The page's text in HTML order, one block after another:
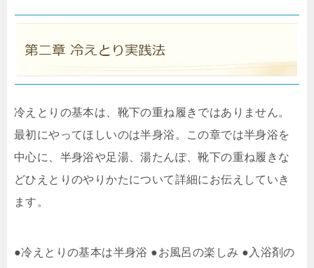
冷えとりの基本は、靴下の重ね履きではありません。
最初にやってほしいのは半身浴。この章では半身浴を
中心に、半身浴や足湯、湯たんぽ、靴下の重ね履きな
どひえとりのやりかたについて詳細にお伝えしていき
ます。
●冷えとりの基本は半身浴 ●お風呂の楽しみ ●入浴剤の